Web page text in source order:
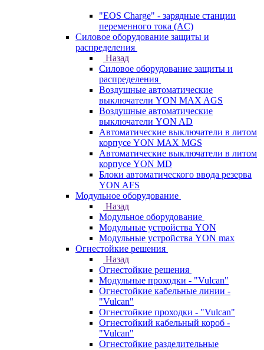
"EOS Charge" - зарядные станции
переменного тока (AC)
Силовое оборудование защиты и
распределения
Назад
Силовое оборудование защиты и
распределения
Воздушные автоматические
выключатели YON MAX AGS
Воздушные автоматические
выключатели YON AD
Автоматические выключатели в литом
корпусе YON MAX MGS
Автоматические выключатели в литом
корпусе YON MD
Блоки автоматического ввода резерва
YON AFS
Модульное оборудование
Назад
Модульное оборудование
Модульные устройства YON
Модульные устройства YON max
Огнестойкие решения
Назад
Огнестойкие решения
Модульные проходки - "Vulcan"
Огнестойкие кабельные линии -
"Vulcan"
Огнестойкие проходки - "Vulcan"
Огнестойкий кабельный короб -
"Vulcan"
Огнестойкие разделительные